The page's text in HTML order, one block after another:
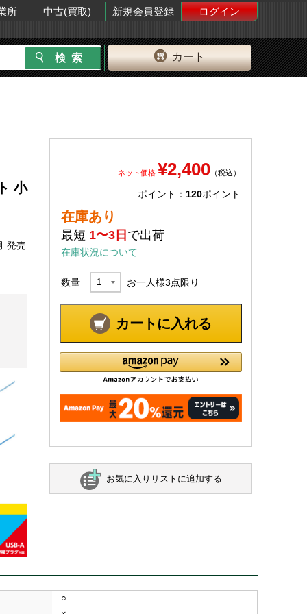
所 中古(買取) 新規会員登録 ログイン
カート
小
発売
ネット価格 ¥2,400 （税込）
ポイント： 120ポイント
在庫あり
最短 1〜3日 で出荷
在庫状況について
数量 お一人様3点限り
カートに入れる
お気に入りリストに追加する
○